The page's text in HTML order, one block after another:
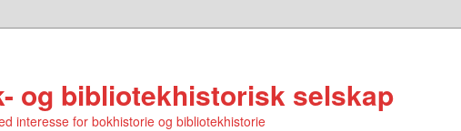
og bibliotekhistorisk selskap
interesse for bokhistorie og bibliotekhistorie